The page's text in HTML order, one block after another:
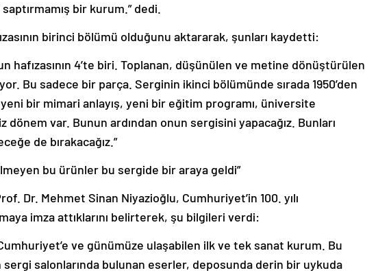
bir kurum.” dedi.
birinci bölümü olduğunu aktararak, şunları kaydetti:
hafızasının 4’te biri. Toplanan, düşünülen ve metine dönüştürülen
Bu sadece bir parça. Serginin ikinci bölümünde sırada 1950’den
bir mimari anlayış, yeni bir eğitim programı, üniversite
var. Bunun ardından onun sergisini yapacağız. Bunları
de bırakacağız.”
bu ürünler bu sergide bir araya geldi”
Dr. Mehmet Sinan Niyazioğlu, Cumhuriyet’in 100. yılı
imza attıklarını belirterek, şu bilgileri verdi:
Cumhuriyet’e ve günümüze ulaşabilen ilk ve tek sanat kurum. Bu
sergi salonlarında bulunan eserler, deposunda derin bir uykuda